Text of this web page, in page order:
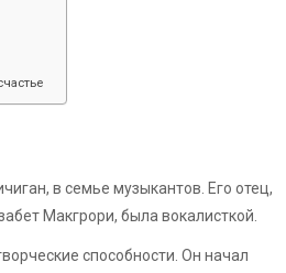
в семье музыкантов. Его отец,
Макгрори, была вокалисткой.
способности. Он начал